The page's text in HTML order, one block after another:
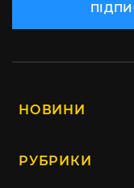
НОВИНИ
РУБРИКИ